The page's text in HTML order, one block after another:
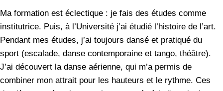
Ma formation est éclectique : je fais des études comme
institutrice. Puis, à l’Université j’ai étudié l’histoire de l’art.
Pendant mes études, j’ai toujours dansé et pratiqué du
sport (escalade, danse contemporaine et tango, théâtre).
J’ai découvert la danse aérienne, qui m’a permis de
combiner mon attrait pour les hauteurs et le rythme. Ces